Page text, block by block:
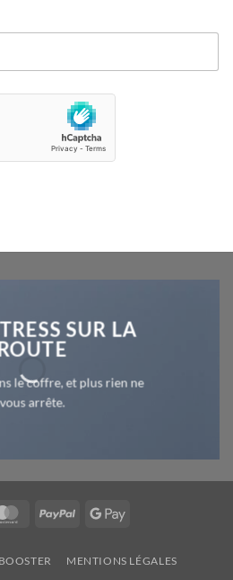
SUR LA
le coffre, et plus rien ne
vous arrête.
MasterCardPayPal
Google
MENTIONS LÉGALES